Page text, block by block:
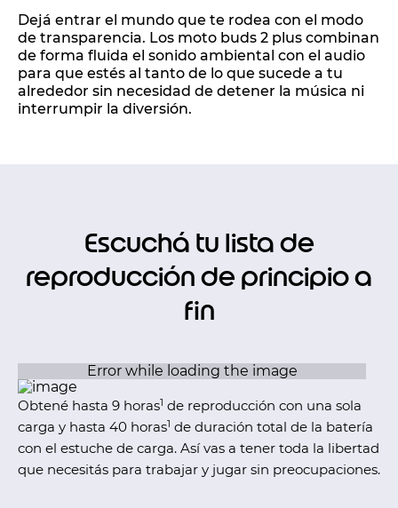
Dejá entrar el mundo que te rodea con el modo
de transparencia. Los moto buds 2 plus combinan
de forma fluida el sonido ambiental con el audio
para que estés al tanto de lo que sucede a tu
alrededor sin necesidad de detener la música ni
interrumpir la diversión.
Escuchá tu lista de
reproducción de principio a
fin
Obtené hasta 9 horas1 de reproducción con una sola
carga y hasta 40 horas1 de duración total de la batería
con el estuche de carga. Así vas a tener toda la libertad
que necesitás para trabajar y jugar sin preocupaciones.